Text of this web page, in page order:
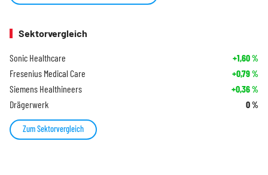
Sektorvergleich
Sonic Healthcare +1,60%
Fresenius Medical Care +0,79%
Siemens Healthineers +0,36%
Drägerwerk 0%
Zum Sektorvergleich